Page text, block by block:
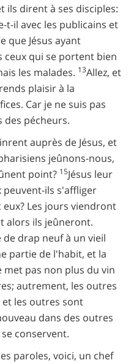
ils dirent à ses disciples:
il avec les publicains et
que Jésus ayant
ceux qui se portent bien
les malades. 13Allez, et
plaisir à la
Car je ne suis pas
des pécheurs.
auprès de Jésus, et
jeûnons-nous,
point? 15Jésus leur
peuvent-ils s'affliger
Les jours viendront
alors ils jeûneront.
drap neuf à un vieil
partie de l'habit, et la
met pas non plus du vin
autrement, les outres
les outres sont
dans des outres
conservent.
paroles, voici, un chef